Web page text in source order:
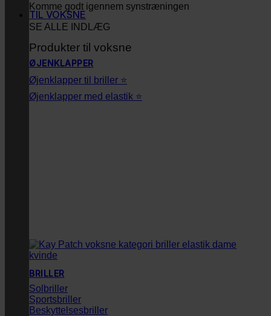
Komme godt igennem synstræningen
SE ALLE INDLÆG
TIL VOKSNE
Produkter til voksne
ØJENKLAPPER
Øjenklapper til briller ⭐
Øjenklapper med elastik ⭐
BRILLER
Solbriller
Sportsbriller
Beskyttelsesbriller